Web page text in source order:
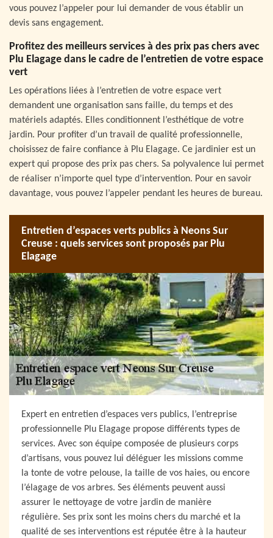
vous pouvez l’appeler pour lui demander de vous établir un
devis sans engagement.
Profitez des meilleurs services à des prix pas chers avec
Plu Elagage dans le cadre de l’entretien de votre espace
vert
Les opérations liées à l’entretien de votre espace vert
demandent une organisation sans faille, du temps et des
matériels adaptés. Elles conditionnent l’esthétique de votre
jardin. Pour profiter d’un travail de qualité professionnelle,
choisissez de faire confiance à Plu Elagage. Ce jardinier est un
expert qui propose des prix pas chers. Sa polyvalence lui permet
de réaliser n’importe quel type d’intervention. Pour en savoir
davantage, vous pouvez l’appeler pendant les heures de bureau.
Entretien d’espaces verts publics à Neons Sur
Creuse : quels services sont proposés par Plu
Elagage
Expert en entretien d’espaces vers publics, l’entreprise
professionnelle Plu Elagage propose différents types de
services. Avec son équipe composée de plusieurs corps
d’artisans, vous pouvez lui déléguer les missions comme
la tonte de votre pelouse, la taille de vos haies, ou encore
l’élagage de vos arbres. Ses éléments peuvent aussi
assurer le nettoyage de votre jardin de manière
régulière. Ses prix sont les moins chers du marché et la
qualité de ses interventions est réputée être à la hauteur